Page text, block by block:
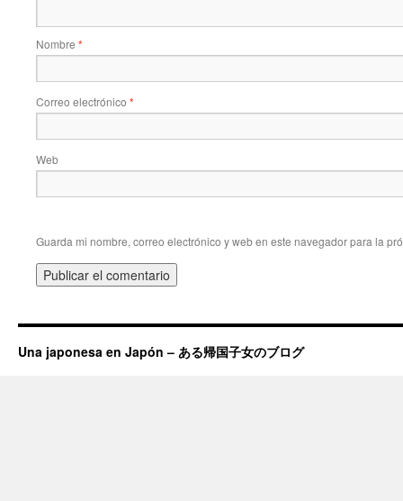
Nombre *
Correo electrónico *
Web
Guarda mi nombre, correo electrónico y web en este navegador para la
Una japonesa en Japón – ある帰国子女のブログ